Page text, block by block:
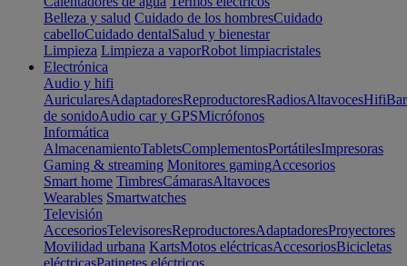
Belleza y salud Cuidado de los hombresCuidado
cabelloCuidado dentalSalud y bienestar
Limpieza Limpieza a vaporRobot limpiacristales
Electrónica
Audio y hifi
AuricularesAdaptadoresReproductoresRadiosAltavocesHifi
de sonidoAudio car y GPSMicrófonos
Informática
AlmacenamientoTabletsComplementosPortátilesImpresoras
Gaming & streaming Monitores gamingAccesorios
Smart home TimbresCámarasAltavoces
Wearables Smartwatches
Televisión
AccesoriosTelevisoresReproductoresAdaptadoresProyectores
Movilidad urbana KartsMotos eléctricasAccesoriosBicicletas
eléctricasPatinetes eléctricos